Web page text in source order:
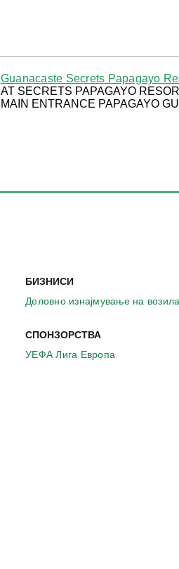
Guanacaste Secrets Papagayo
AT SECRETS PAPAGAYO
MAIN ENTRANCE PAPAGAYO
БИЗНИСИ
Деловно изнајмување на возила
СПОНЗОРСТВА
УЕФА Лига Европа